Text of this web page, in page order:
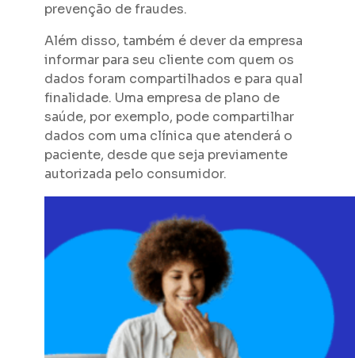
prevenção de fraudes.
Além disso, também é dever da empresa
informar para seu cliente com quem os
dados foram compartilhados e para qual
finalidade. Uma empresa de plano de
saúde, por exemplo, pode compartilhar
dados com uma clínica que atenderá o
paciente, desde que seja previamente
autorizada pelo consumidor.